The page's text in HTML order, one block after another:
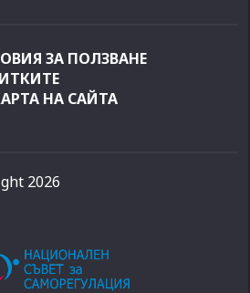
ЗА ПОЛЗВАНЕ
НА САЙТА
2026